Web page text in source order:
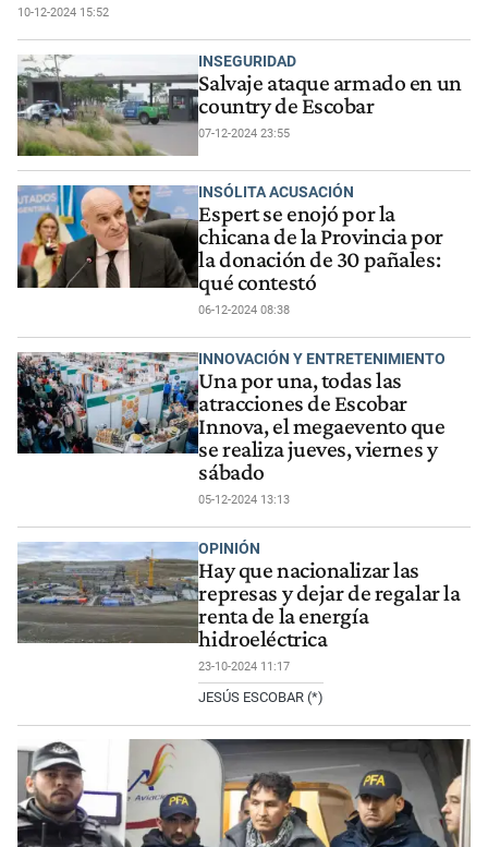
10-12-2024 15:52
INSEGURIDAD
Salvaje ataque armado en un
country de Escobar
07-12-2024 23:55
INSÓLITA ACUSACIÓN
Espert se enojó por la
chicana de la Provincia por
la donación de 30 pañales:
qué contestó
06-12-2024 08:38
INNOVACIÓN Y ENTRETENIMIENTO
Una por una, todas las
atracciones de Escobar
Innova, el megaevento que
se realiza jueves, viernes y
sábado
05-12-2024 13:13
OPINIÓN
Hay que nacionalizar las
represas y dejar de regalar la
renta de la energía
hidroeléctrica
23-10-2024 11:17
JESÚS ESCOBAR (*)